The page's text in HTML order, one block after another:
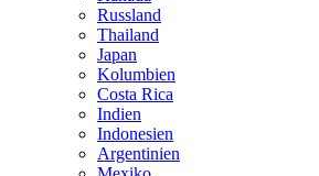
Russland
Thailand
Japan
Kolumbien
Costa Rica
Indien
Indonesien
Argentinien